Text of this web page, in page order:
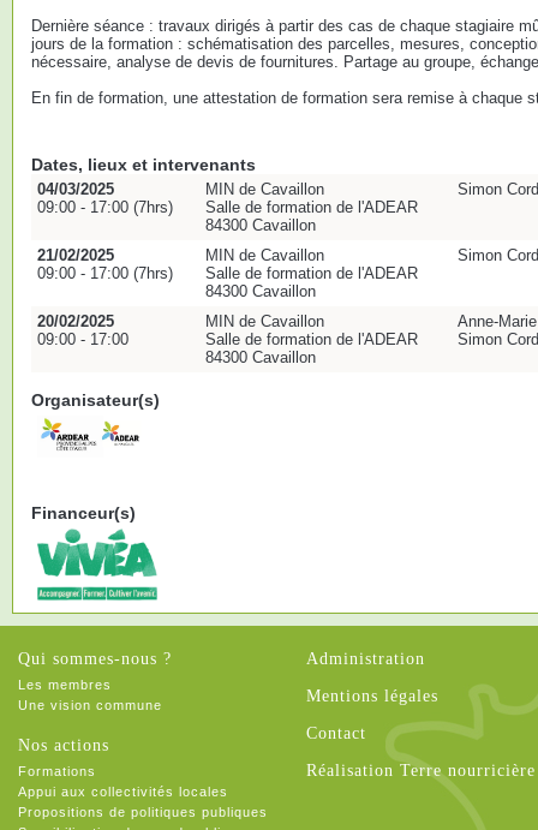
Dernière séance : travaux dirigés à partir des cas de chaque stagiaire
jours de la formation : schématisation des parcelles, mesures,
nécessaire, analyse de devis de fournitures. Partage au groupe,
En fin de formation, une attestation de formation sera remise à chaque
Dates, lieux et intervenants
04/03/2025
09:00 - 17:00 (7hrs)
MIN de Cavaillon
Salle de formation de l'ADEAR
84300 Cavaillon
Simon
21/02/2025
09:00 - 17:00 (7hrs)
MIN de Cavaillon
Salle de formation de l'ADEAR
84300 Cavaillon
Simon
20/02/2025
09:00 - 17:00
MIN de Cavaillon
Salle de formation de l'ADEAR
84300 Cavaillon
Anne-
Simon
Organisateur(s)
Financeur(s)
Qui sommes-nous ?
Les membres
Une vision commune
Nos actions
Formations
Appui aux collectivités locales
Propositions de politiques publiques
Administration
Mentions légales
Contact
Réalisation Terre nourricière